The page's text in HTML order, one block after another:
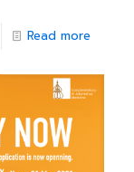
Read more